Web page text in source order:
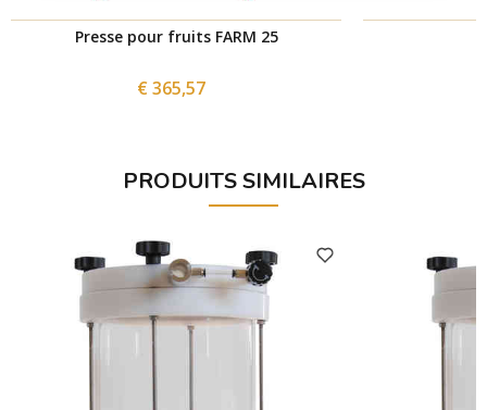
Presse pour fruits FARM 25
€ 365,57
PRODUITS SIMILAIRES